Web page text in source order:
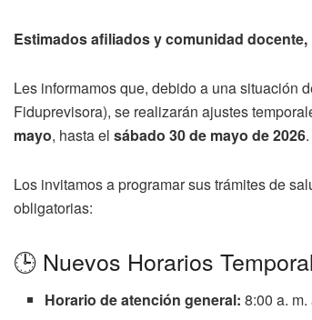
Estimados afiliados y comunidad docente,
Les informamos que, debido a una situación
Fiduprevisora), se realizarán ajustes
mayo, hasta el sábado 30 de mayo de 2026.
Los invitamos a programar sus trámites de
obligatorias:
🕒 Nuevos Horarios
Horario de atención general: 8:00 a. m.